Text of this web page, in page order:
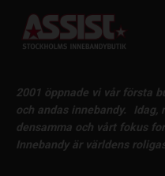
2001 öppnade vi vår första
och andas innebandy.
Idag,
densamma och vårt fokus
Innebandy är världens